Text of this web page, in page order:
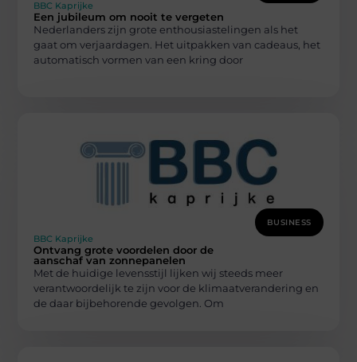
BBC Kaprijke
Een jubileum om nooit te vergeten
Nederlanders zijn grote enthousiastelingen als het
gaat om verjaardagen. Het uitpakken van cadeaus, het
automatisch vormen van een kring door
BUSINESS
BBC Kaprijke
Ontvang grote voordelen door de
aanschaf van zonnepanelen
Met de huidige levensstijl lijken wij steeds meer
verantwoordelijk te zijn voor de klimaatverandering en
de daar bijbehorende gevolgen. Om